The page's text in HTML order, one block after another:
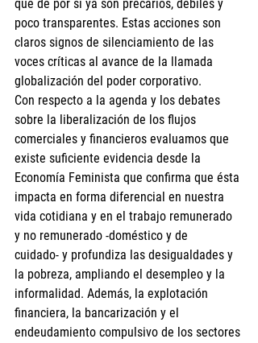
que de por sí ya son precarios, débiles y
poco transparentes. Estas acciones son
claros signos de silenciamiento de las
voces críticas al avance de la llamada
globalización del poder corporativo.
Con respecto a la agenda y los debates
sobre la liberalización de los flujos
comerciales y financieros evaluamos que
existe suficiente evidencia desde la
Economía Feminista que confirma que ésta
impacta en forma diferencial en nuestra
vida cotidiana y en el trabajo remunerado
y no remunerado -doméstico y de
cuidado- y profundiza las desigualdades y
la pobreza, ampliando el desempleo y la
informalidad. Además, la explotación
financiera, la bancarización y el
endeudamiento compulsivo de los sectores